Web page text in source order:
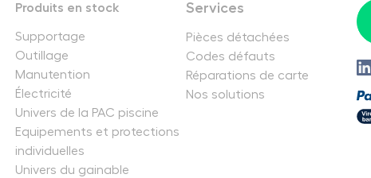
Produits en stock
Supportage
Outillage
Manutention
Électricité
Univers de la PAC piscine
Equipements et protections
individuelles
Univers du gainable
Services
Pièces détachées
Codes défauts
Réparations de carte
Nos solutions